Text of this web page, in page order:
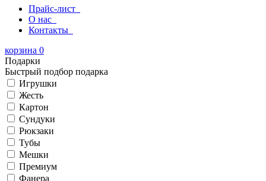
Прайс-лист
О нас
Контакты
корзина 0
Подарки
Быстрый подбор подарка
Игрушки
Жесть
Картон
Сундуки
Рюкзаки
Тубы
Мешки
Премиум
Фанера